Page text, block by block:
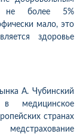
не более 5%
мало, это
здоровье
А. Чубинский
в медицинское
странах